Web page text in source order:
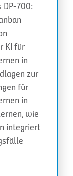
DP-700:
KI für
in
zur
für
in
wie
integriert